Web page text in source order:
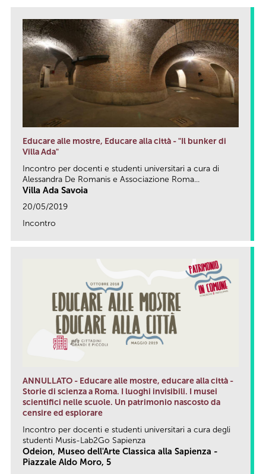
Educare alle mostre, Educare alla città - "Il bunker di
Villa Ada"
Incontro per docenti e studenti universitari a cura di
Alessandra De Romanis e Associazione Roma...
Villa Ada Savoia
20/05/2019
Incontro
ANNULLATO - Educare alle mostre, educare alla città -
Storie di scienza a Roma. I luoghi invisibili. I musei
scientifici nelle scuole. Un patrimonio nascosto da
censire ed esplorare
Incontro per docenti e studenti universitari a cura degli
studenti Musis-Lab2Go Sapienza
Odeion, Museo dell'Arte Classica alla Sapienza -
Piazzale Aldo Moro, 5